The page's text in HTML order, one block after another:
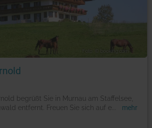
Foto: © booking.com
begrüßt Sie in Murnau am Staffelsee,
entfernt. Freuen Sie sich auf e
mehr